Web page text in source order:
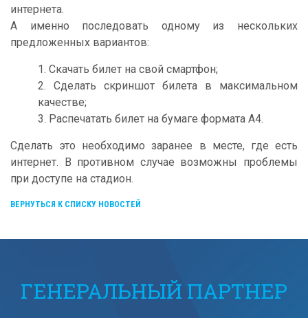
интернета.
А именно последовать одному из нескольких
предложенных вариантов:
1. Скачать билет на свой смартфон;
2. Сделать скриншот билета в максимальном
качестве;
3. Распечатать билет на бумаге формата А4.
Сделать это необходимо заранее в месте, где есть
интернет. В противном случае возможны проблемы
при доступе на стадион.
ВЕРНУТЬСЯ К СПИСКУ НОВОСТЕЙ
ГЕНЕРАЛЬНЫЙ ПАРТНЕР